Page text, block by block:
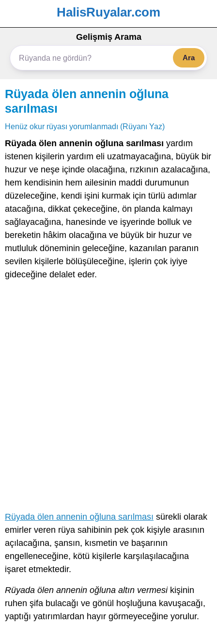
HalisRuyalar.com
Gelişmiş Arama
Ara
Rüyada ölen annenin oğluna
sarılması
Henüz okur rüyası yorumlanmadı (Rüyanı Yaz)
Rüyada ölen annenin oğluna sarılması yardım
istenen kişilerin yardım eli uzatmayacağına, büyük bir
huzur ve neşe içinde olacağına, rızkının azalacağına,
hem kendisinin hem ailesinin maddi durumunun
düzeleceğine, kendi işini kurmak için türlü adımlar
atacağına, dikkat çekeceğine, ön planda kalmayı
sağlayacağına, hanesinde ve işyerinde bolluk ve
bereketin hâkim olacağına ve büyük bir huzur ve
mutluluk döneminin geleceğine, kazanılan paranın
sevilen kişilerle bölüşüleceğine, işlerin çok iyiye
gideceğine delalet eder.
Rüyada ölen annenin oğluna sarılması sürekli olarak
emirler veren rüya sahibinin pek çok kişiyle arasının
açılacağına, şansın, kısmetin ve başarının
engelleneceğine, kötü kişilerle karşılaşılacağına
işaret etmektedir.
Rüyada ölen annenin oğluna altın vermesikişinin
ruhen şifa bulacağı ve gönül hoşluğuna kavuşacağı,
yaptığı yatırımlardan hayır görmeyeceğine yorulur.